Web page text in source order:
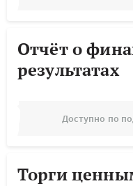
Отчёт о
результатах
Доступно по
Торги